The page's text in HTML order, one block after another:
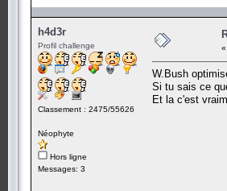
h4d3r
Profil challenge
Classement : 2475/55626
Néophyte
Hors ligne
Messages: 3
«
W.Bush
Si tu sais ce
Et la c'est